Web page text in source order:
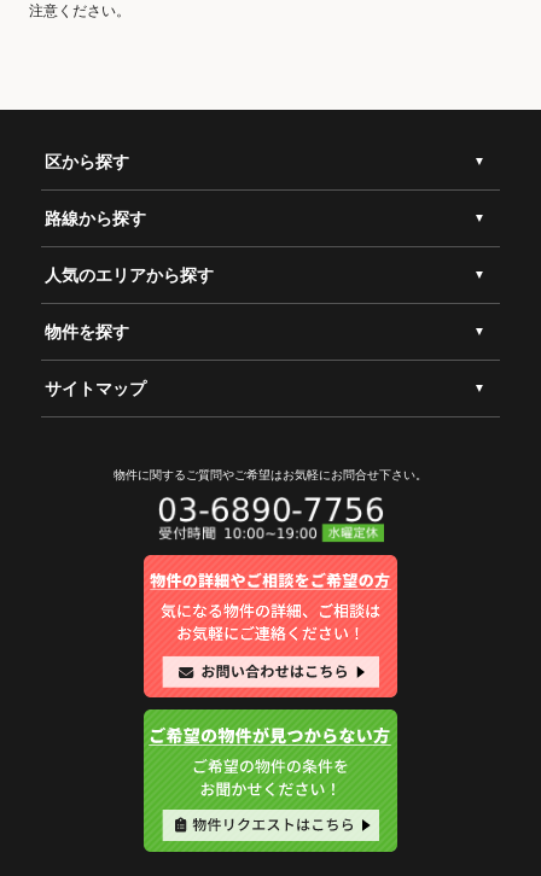
注意ください。
区から探す
路線から探す
人気のエリアから探す
物件を探す
サイトマップ
物件に関するご質問やご希望はお気軽にお問合せ下さい。